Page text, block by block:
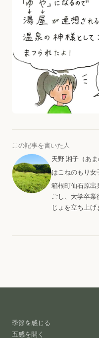
この記事を書いた人
天野 湘子（あ
はこねのもり女
箱根町仙石原出
ごし、大学卒業
じょを立ち上げ
季節を感じる
五感を開く